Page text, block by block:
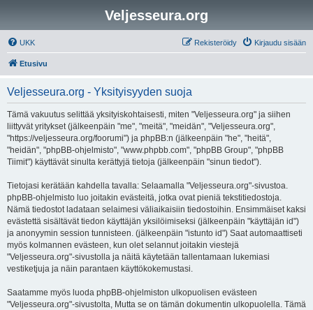
Veljesseura.org
UKK Kirjaudu sisään
Rekisteröidy
Etusivu
Veljesseura.org - Yksityisyyden suoja
Tämä vakuutus selittää yksityiskohtaisesti, miten "Veljesseura.org" ja siihen
liittyvät yritykset (jälkeenpäin "me", "meitä", "meidän", "Veljesseura.org",
"https://veljesseura.org/foorumi") ja phpBB:n (jälkeenpäin "he", "heitä",
"heidän", "phpBB-ohjelmisto", "www.phpbb.com", "phpBB Group", "phpBB
Tiimit") käyttävät sinulta kerättyjä tietoja (jälkeenpäin "sinun tiedot").
Tietojasi kerätään kahdella tavalla: Selaamalla "Veljesseura.org"-sivustoa.
phpBB-ohjelmisto luo joitakin evästeitä, jotka ovat pieniä tekstitiedostoja.
Nämä tiedostot ladataan selaimesi väliaikaisiin tiedostoihin. Ensimmäiset kaksi
evästettä sisältävät tiedon käyttäjän yksilöimiseksi (jälkeenpäin "käyttäjän id")
ja anonyymin session tunnisteen. (jälkeenpäin "istunto id") Saat automaattiseti
myös kolmannen evästeen, kun olet selannut joitakin viestejä
"Veljesseura.org"-sivustolla ja näitä käytetään tallentamaan lukemiasi
vestiketjuja ja näin parantaen käyttökokemustasi.
Saatamme myös luoda phpBB-ohjelmiston ulkopuolisen evästeen
"Veljesseura.org"-sivustolta, Mutta se on tämän dokumentin ulkopuolella. Tämä